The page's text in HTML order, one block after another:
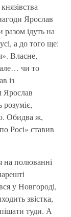
Ярослав
ідуть на
а до того ще:
Власне,
чи то
із
Ярослав
розуміє,
Обидва ж,
Росі» ставив
на полюванні
у Новгороді,
звістка,
туди. А